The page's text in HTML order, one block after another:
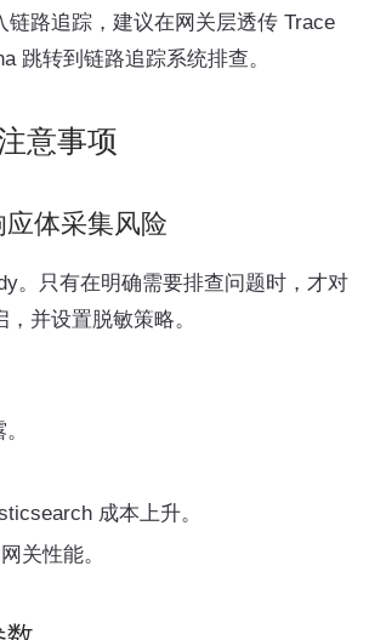
链路追踪，建议在网关层透传 Trace
跳转到链路追踪系统排查。
意事项
应体采集风险
。只有在明确需要排查问题时，才对
并设置脱敏策略。
成本上升。
关性能。